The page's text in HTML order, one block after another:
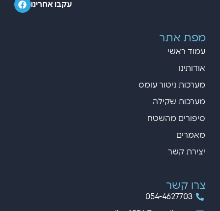
עקבו אחרינו
מפת אתר
עמוד ראשי
אודותינו
מערכות ניטור עומס
מערכות שקילה
סיפורים מהשטח
מאמרים
יצירת קשר
צרו קשר
054-4627703